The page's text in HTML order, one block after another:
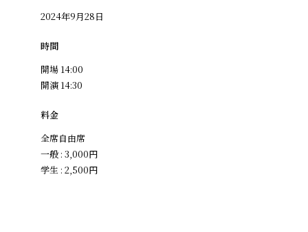
2024年9月28日
時間
開場 14:00
開演 14:30
料金
全席自由席
一般 : 3,000円
学生 : 2,500円